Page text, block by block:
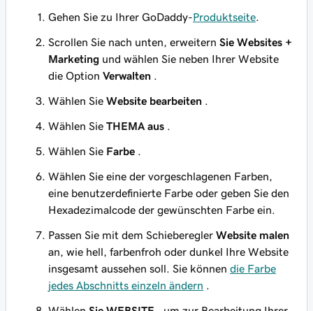
Gehen Sie zu Ihrer GoDaddy-Produktseite.
Scrollen Sie nach unten, erweitern Sie Websites +
Marketing und wählen Sie neben Ihrer Website
die Option Verwalten .
Wählen Sie Website bearbeiten .
Wählen Sie THEMA aus .
Wählen Sie Farbe .
Wählen Sie eine der vorgeschlagenen Farben,
eine benutzerdefinierte Farbe oder geben Sie den
Hexadezimalcode der gewünschten Farbe ein.
Passen Sie mit dem Schieberegler Website malen
an, wie hell, farbenfroh oder dunkel Ihre Website
insgesamt aussehen soll. Sie können die Farbe
jedes Abschnitts einzeln ändern .